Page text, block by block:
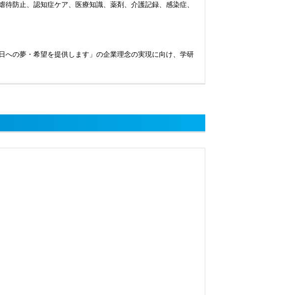
防止、認知症ケア、医療知識、薬剤、介護記録、感染症、
の夢・希望を提供します」の企業理念の実現に向け、学研